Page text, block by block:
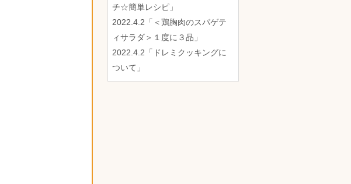
チ☆簡単レシピ」
2022.4.2「＜鶏胸肉のスパゲテ
ィサラダ＞１度に３品」
2022.4.2「ドレミクッキングに
ついて」